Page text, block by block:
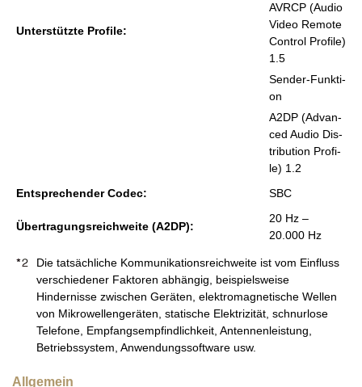
Un­ter­stütz­te Pro­fi­le:
AVRCP (Audio
Video Re­mo­te
Con­t­rol Pro­fi­le)
1.5
Sen­der-Funk­ti­
on
A2DP (Ad­van­
ced Audio Dis­
tri­bu­ti­on Pro­fi­
le) 1.2
Ent­spre­chen­der Codec:
SBC
Über­tra­gungs­reich­wei­te (A2DP):
20 Hz –
20.000 Hz
Die tatsächliche Kommunikationsreichweite ist vom Einfluss
verschiedener Faktoren abhängig, beispielsweise
Hindernisse zwischen Geräten, elektromagnetische Wellen
von Mikrowellengeräten, statische Elektrizität, schnurlose
Telefone, Empfangsempfindlichkeit, Antennenleistung,
Betriebssystem, Anwendungssoftware usw.
Allgemein